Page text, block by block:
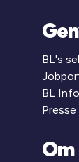
BL's
BL
Presse
Om